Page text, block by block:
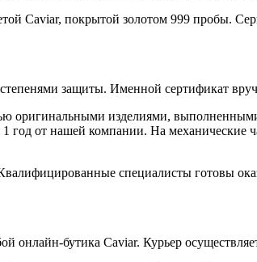
Caviar, покрытой золотом 999 пробы.
защиты. Именной сертификат
оригинальными изделиями,
год от нашей компании. На механические
специалисты готовы
онлайн-бутика Caviar. Курьер